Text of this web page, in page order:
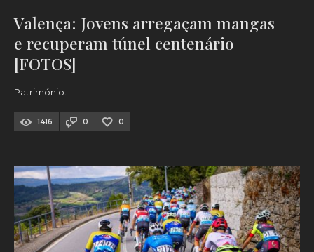
Valença: Jovens arregaçam mangas
e recuperam túnel centenário
[FOTOS]
Património.
1416 0 0